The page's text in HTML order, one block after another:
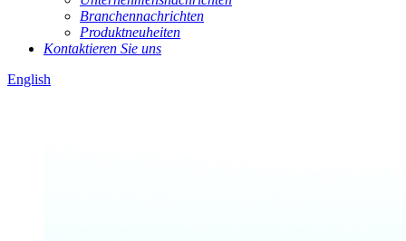
Branchennachrichten
Produktneuheiten
Kontaktieren Sie uns
English